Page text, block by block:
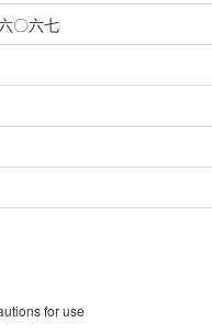
〇六七
for use